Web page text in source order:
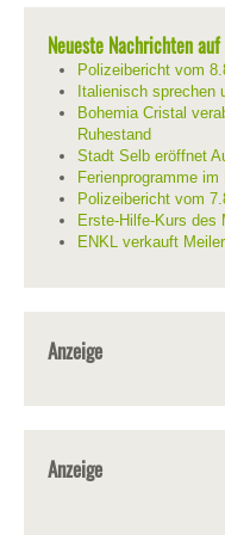
Neueste Nachrichten
Polizeibericht vom
Italienisch sprechen
Bohemia Cristal
Ruhestand
Stadt Selb eröffnet
Ferienprogramme
Polizeibericht vom
Erste-Hilfe-Kurs des
ENKL verkauft
Anzeige
Anzeige